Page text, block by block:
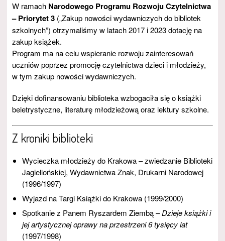
W ramach Narodowego Programu Rozwoju Czytelnictwa
– Priorytet 3 („Zakup nowości wydawniczych do bibliotek
szkolnych”) otrzymaliśmy w latach 2017 i 2023 dotację na
zakup książek.
Program ma na celu wspieranie rozwoju zainteresowań
uczniów poprzez promocję czytelnictwa dzieci i młodzieży,
w tym zakup nowości wydawniczych.
Dzięki dofinansowaniu biblioteka wzbogaciła się o książki
beletrystyczne, literaturę młodzieżową oraz lektury szkolne.
Z kroniki biblioteki
Wycieczka młodzieży do Krakowa – zwiedzanie Biblioteki
Jagiellońskiej, Wydawnictwa Znak, Drukarni Narodowej
(1996/1997)
Wyjazd na Targi Książki do Krakowa (1999/2000)
Spotkanie z Panem Ryszardem Ziembą –Dzieje książki i
jej artystycznej oprawy na przestrzeni 6 tysięcy lat
(1997/1998)